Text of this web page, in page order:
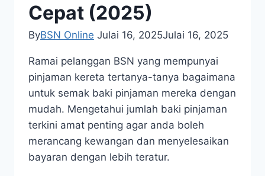
Cepat (2025)
ByBSN Online Julai 16, 2025Julai 16, 2025
Ramai pelanggan BSN yang mempunyai
pinjaman kereta tertanya-tanya bagaimana
untuk semak baki pinjaman mereka dengan
mudah. Mengetahui jumlah baki pinjaman
terkini amat penting agar anda boleh
merancang kewangan dan menyelesaikan
bayaran dengan lebih teratur.